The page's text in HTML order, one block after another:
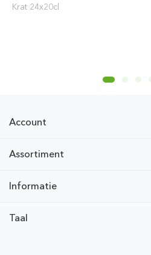
Krat 24x20cl
Account
Assortiment
Informatie
Taal